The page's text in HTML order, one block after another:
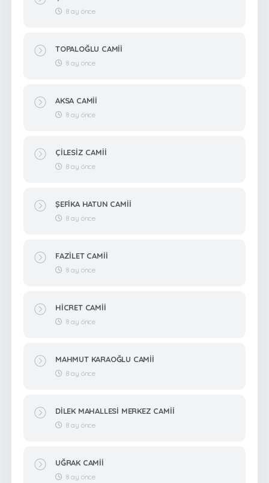
8 ay önce
TOPALOĞLU CAMİİ
8 ay önce
AKSA CAMİİ
8 ay önce
ÇİLESİZ CAMİİ
8 ay önce
ŞEFİKA HATUN CAMİİ
8 ay önce
FAZİLET CAMİİ
8 ay önce
HİCRET CAMİİ
8 ay önce
MAHMUT KARAOĞLU CAMİİ
8 ay önce
DİLEK MAHALLESİ MERKEZ CAMİİ
8 ay önce
UĞRAK CAMİİ
8 ay önce